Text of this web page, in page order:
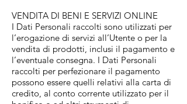
VENDITA DI BENI E SERVIZI ONLINE
I Dati Personali raccolti sono utilizzati per
l’erogazione di servizi all’Utente o per la
vendita di prodotti, inclusi il pagamento e
l’eventuale consegna. I Dati Personali
raccolti per perfezionare il pagamento
possono essere quelli relativi alla carta di
credito, al conto corrente utilizzato per il